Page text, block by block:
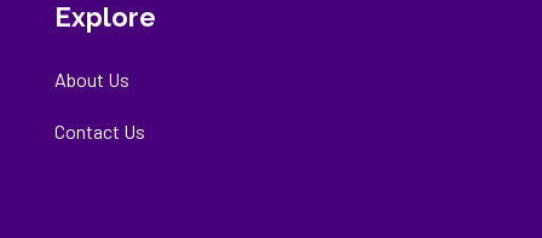
Explore
About Us
Contact Us